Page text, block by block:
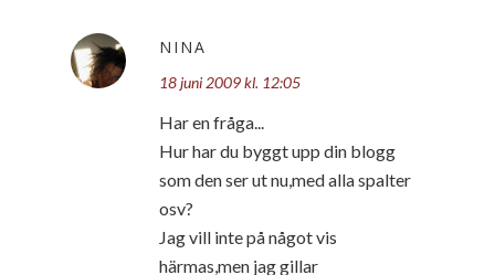
NINA
18 juni 2009 kl. 12:05
Har en fråga...
Hur har du byggt upp din blogg
som den ser ut nu,med alla spalter
osv?
Jag vill inte på något vis
härmas,men jag gillar